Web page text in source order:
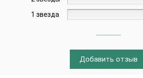
1 звезда
Добавить отзыв